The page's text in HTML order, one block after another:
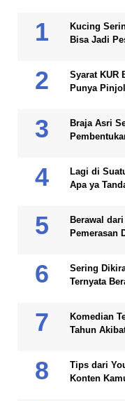
Kucing
Bisa Jadi
Syarat KUR
Punya
Braja Asri
Lagi di
Apa ya
Berawal
Pemerasan
Sering
Ternyata
Komedian
Tahun
Tips dari
Konten